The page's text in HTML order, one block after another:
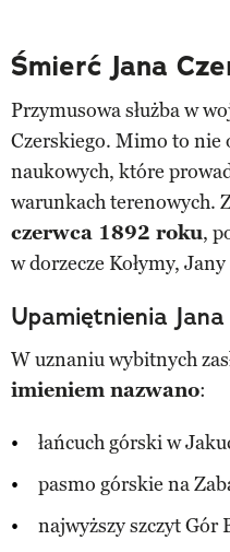
Śmierć Jana
Przymusowa służba w
Czerskiego. Mimo to nie
naukowych, które
warunkach terenowych.
czerwca 1892 roku,
w dorzecze Kołymy,
Upamiętnienia
W uznaniu wybitnych
imieniem nazwano:
łańcuch górski w
pasmo górskie na
najwyższy szczyt Gór